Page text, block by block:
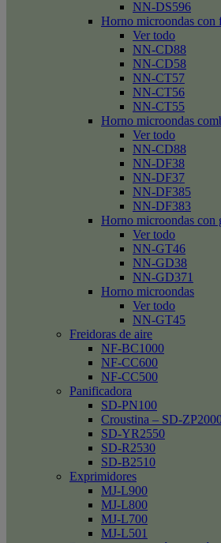
NN-DS596
Horno microondas con
Ver todo
NN-CD88
NN-CD58
NN-CT57
NN-CT56
NN-CT55
Horno microondas
Ver todo
NN-CD88
NN-DF38
NN-DF37
NN-DF385
NN-DF383
Horno microondas con
Ver todo
NN-GT46
NN-GD38
NN-GD371
Horno microondas
Ver todo
NN-GT45
Freidoras de aire
NF-BC1000
NF-CC600
NF-CC500
Panificadora
SD-PN100
Croustina – SD-
SD-YR2550
SD-R2530
SD-B2510
Exprimidores
MJ-L900
MJ-L800
MJ-L700
MJ-L501